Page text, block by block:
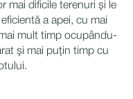
mai dificile terenuri și le
a apei, cu mai
mult timp ocupându-
și mai puțin timp cu